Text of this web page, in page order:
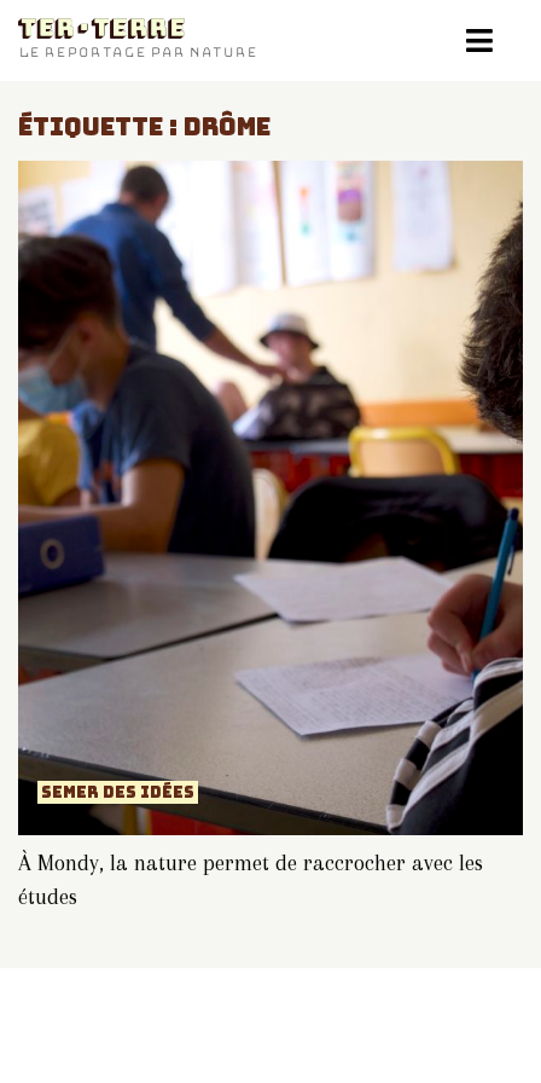
LE REPORTAGE PAR NATURE
ÉTIQUETTE : DRÔME
SEMER DES IDÉES
À Mondy, la nature permet de raccrocher avec les
études